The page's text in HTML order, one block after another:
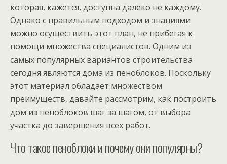
которая, кажется, доступна далеко не каждому.
Однако с правильным подходом и знаниями
можно осуществить этот план, не прибегая к
помощи множества специалистов. Одним из
самых популярных вариантов строительства
сегодня являются дома из пеноблоков. Поскольку
этот материал обладает множеством
преимуществ, давайте рассмотрим, как построить
дом из пеноблоков шаг за шагом, от выбора
участка до завершения всех работ.
Что такое пеноблоки и почему они популярны?